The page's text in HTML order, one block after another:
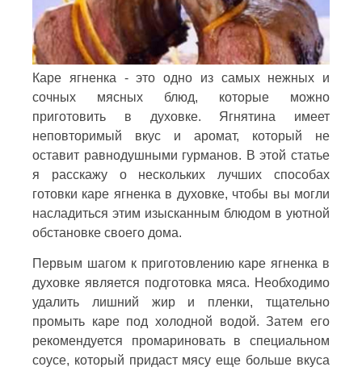
Каре ягненка - это одно из самых нежных и
сочных мясных блюд, которые можно
приготовить в духовке. Ягнятина имеет
неповторимый вкус и аромат, который не
оставит равнодушными гурманов. В этой статье
я расскажу о нескольких лучших способах
готовки каре ягненка в духовке, чтобы вы могли
насладиться этим изысканным блюдом в уютной
обстановке своего дома.
Первым шагом к приготовлению каре ягненка в
духовке является подготовка мяса. Необходимо
удалить лишний жир и пленки, тщательно
промыть каре под холодной водой. Затем его
рекомендуется промариновать в специальном
соусе, который придаст мясу еще больше вкуса